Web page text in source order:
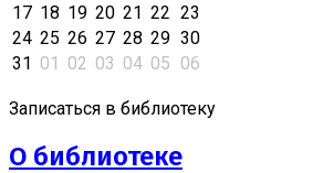
17 18 19 20 21 22 23
24 25 26 27 28 29 30
31 01 02 03 04 05 06
Записаться в библиотеку
О библиотеке